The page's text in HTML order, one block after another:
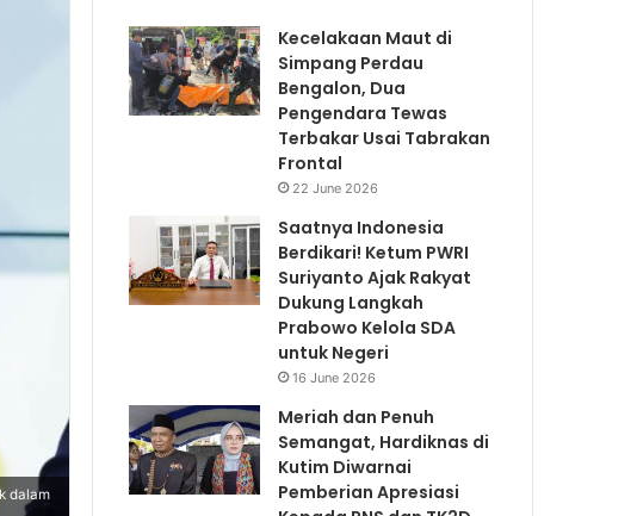
dalam
Kecelakaan Maut di
Simpang Perdau
Bengalon, Dua
Pengendara Tewas
Terbakar Usai Tabrakan
Frontal
22 June 2026
Saatnya Indonesia
Berdikari! Ketum PWRI
Suriyanto Ajak Rakyat
Dukung Langkah
Prabowo Kelola SDA
untuk Negeri
16 June 2026
Meriah dan Penuh
Semangat, Hardiknas di
Kutim Diwarnai
Pemberian Apresiasi